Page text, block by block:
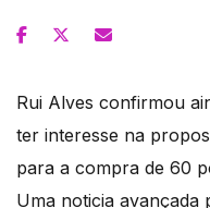
Rui Alves confirmou
ter interesse na
para a compra de 60
Uma noticia avançada